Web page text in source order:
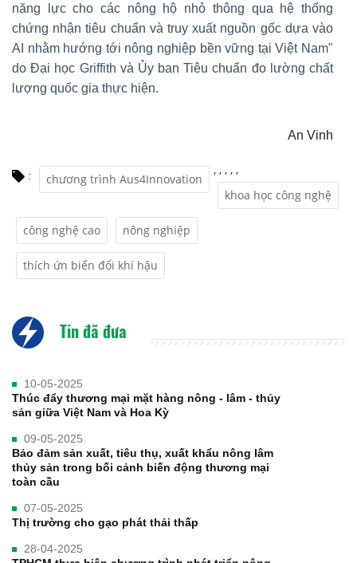
năng lực cho các nông hộ nhỏ thông qua hệ thống
chứng nhận tiêu chuẩn và truy xuất nguồn gốc dựa vào
AI nhằm hướng tới nông nghiệp bền vững tại Việt Nam"
do Đại học Griffith và Ủy ban Tiêu chuẩn đo lường chất
lượng quốc gia thực hiện.
An Vinh
: chương trình Aus4Innovation
,
khoa học công nghệ
,
công nghệ cao
,
nông nghiệp
,
thích ứn biến đổi khí hậu
,
Tin đã đưa
10-05-2025
Thúc đẩy thương mại mặt hàng nông - lâm - thủy
sản giữa Việt Nam và Hoa Kỳ
09-05-2025
Bảo đảm sản xuất, tiêu thụ, xuất khẩu nông lâm
thủy sản trong bối cảnh biến động thương mại
toàn cầu
07-05-2025
Thị trường cho gạo phát thải thấp
28-04-2025